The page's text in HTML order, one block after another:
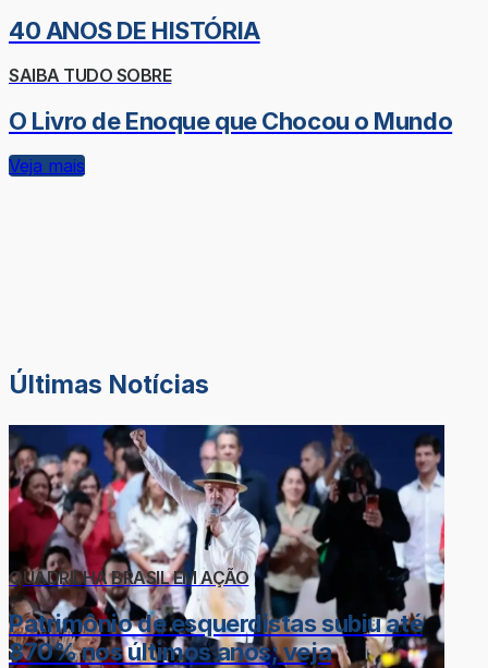
40 ANOS DE HISTÓRIA
SAIBA TUDO SOBRE
O Livro de Enoque que Chocou o Mundo
Veja mais
Últimas Notícias
QUADRILHA BRASIL EM AÇÃO
Patrimônio de esquerdistas subiu até
870% nos últimos anos; veja